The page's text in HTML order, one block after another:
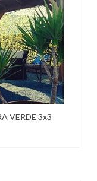
VERDE 3x3